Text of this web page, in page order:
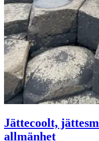
Jättecoolt,
allmänhet